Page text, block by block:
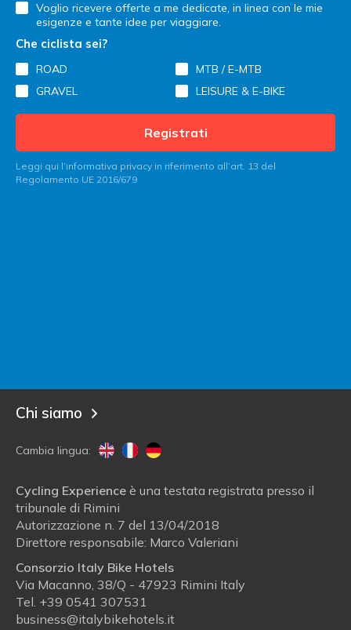
Voglio ricevere offerte a me dedicate, in linea con le mie
esigenze e tante idee per viaggiare.
Che ciclista sei?
ROAD
MTB / E-MTB
GRAVEL
LEISURE & E-BIKE
Registrati
Leggi qui l’informativa privacy in riferimento all’art. 13 del
Regolamento UE 2016/679
Chi siamo
Cambia lingua:
Cycling Experience è una testata registrata presso il
tribunale di Rimini
Autorizzazione n. 7 del 13/04/2018
Direttore responsabile: Marco Valeriani
Consorzio Italy Bike Hotels
Via Macanno, 38/Q - 47923 Rimini Italy
Tel. +39 0541 307531
business@italybikehotels.it